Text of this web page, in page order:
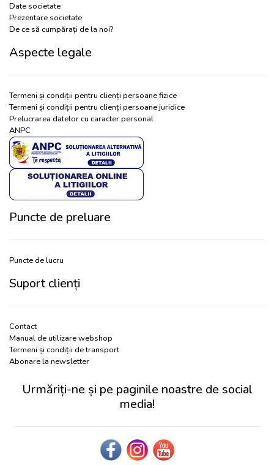
Date societate
Prezentare societate
De ce să cumpărați de la noi?
Aspecte legale
Termeni și condiții pentru clienți persoane fizice
Termeni și condiții pentru clienți persoane juridice
Prelucrarea datelor cu caracter personal
ANPC
Puncte de preluare
Puncte de lucru
Suport clienți
Contact
Manual de utilizare webshop
Termeni și condiții de transport
Abonare la newsletter
Urmăriți-ne și pe paginile noastre de social
media!